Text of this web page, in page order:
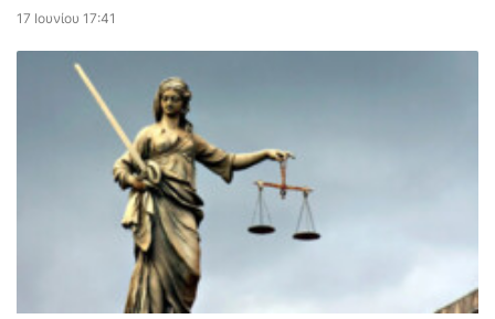
17 Ιουνίου 17:41